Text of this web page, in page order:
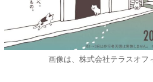
画像は、株式会社テラスオフ